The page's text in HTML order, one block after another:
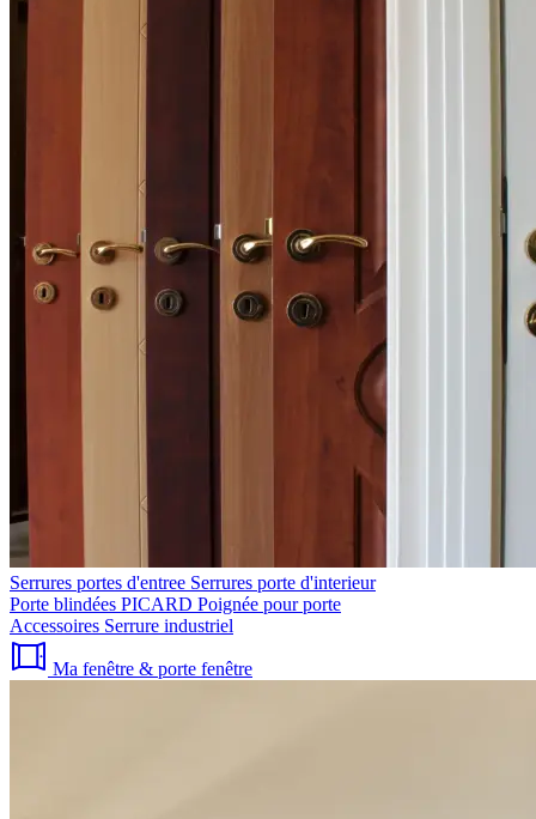
Serrures portes d'entree Serrures porte d'interieur
Porte blindées PICARD Poignée pour porte
Accessoires Serrure industriel
Ma fenêtre & porte fenêtre